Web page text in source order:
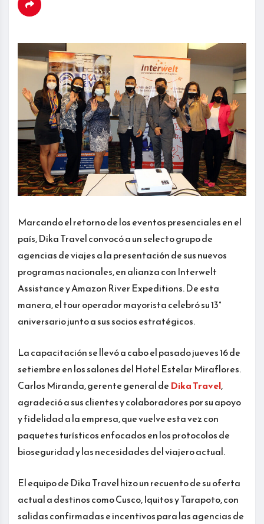
Marcando el retorno de los eventos presenciales en el
país, Dika Travel convocó a un selecto grupo de
agencias de viajes a la presentación de sus nuevos
programas nacionales, en alianza con Interwelt
Assistance y Amazon River Expeditions. De esta
manera, el tour operador mayorista celebró su 13°
aniversario junto a sus socios estratégicos.
La capacitación se llevó a cabo el pasado jueves 16 de
setiembre en los salones del Hotel Estelar Miraflores.
Carlos Miranda, gerente general de Dika Travel,
agradeció a sus clientes y colaboradores por su apoyo
y fidelidad a la empresa, que vuelve esta vez con
paquetes turísticos enfocados en los protocolos de
bioseguridad y las necesidades del viajero actual.
El equipo de Dika Travel hizo un recuento de su oferta
actual a destinos como Cusco, Iquitos y Tarapoto, con
salidas confirmadas e incentivos para las agencias de